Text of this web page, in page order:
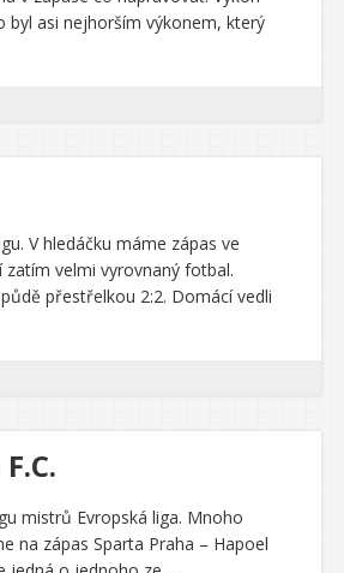
byl asi nejhorším výkonem, který
V hledáčku máme zápas ve
zatím velmi vyrovnaný fotbal.
přestřelkou 2:2. Domácí vedli
mistrů Evropská liga. Mnoho
na zápas Sparta Praha – Hapoel